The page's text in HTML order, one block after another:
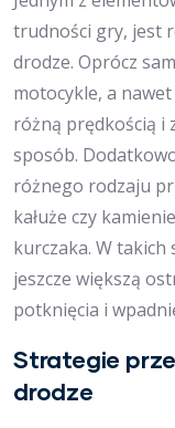
trudności gry, jest
drodze. Oprócz
motocykle, a
różną prędkością i
sposób.
różnego rodzaju
kałuże czy
kurczaka. W takich
jeszcze większą
potknięcia i
Strategie
drodze